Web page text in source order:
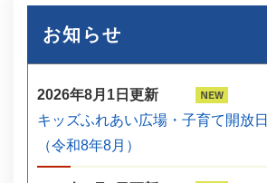
お知らせ
2026年8月1日更新
キッズふれあい広場・子育て開放
（令和8年8月）